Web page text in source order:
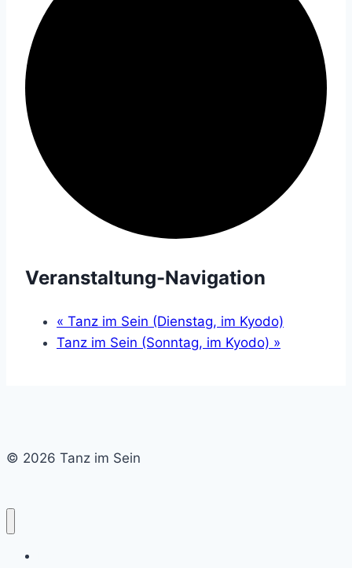
Veranstaltung-Navigation
« Tanz im Sein (Dienstag, im Kyodo)
Tanz im Sein (Sonntag, im Kyodo) »
© 2026 Tanz im Sein